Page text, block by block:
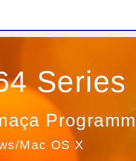
Series
Mac OS X